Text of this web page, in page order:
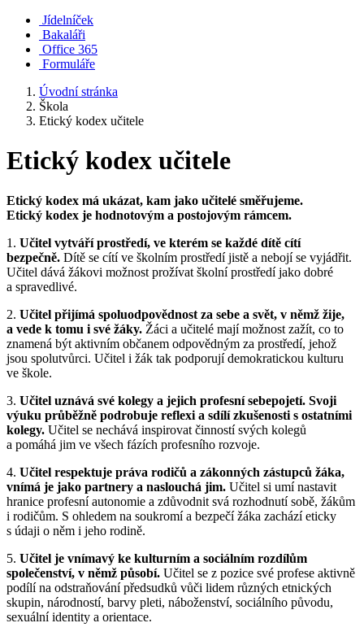
Jídelníček
Bakaláři
Office 365
Formuláře
Úvodní stránka
Škola
Etický kodex učitele
Etický kodex učitele
Etický kodex má ukázat, kam jako učitelé směřujeme.
Etický kodex je hodnotovým a postojovým rámcem.
1. Učitel vytváří prostředí, ve kterém se každé dítě cítí
bezpečně. Dítě se cítí ve školním prostředí jistě a nebojí se vyjádřit.
Učitel dává žákovi možnost prožívat školní prostředí jako dobré
a spravedlivé.
2. Učitel přijímá spoluodpovědnost za sebe a svět, v němž žije,
a vede k tomu i své žáky. Žáci a učitelé mají možnost zažít, co to
znamená být aktivním občanem odpovědným za prostředí, jehož
jsou spolutvůrci. Učitel i žák tak podporují demokratickou kulturu
ve škole.
3. Učitel uznává své kolegy a jejich profesní sebepojetí. Svoji
výuku průběžně podrobuje reflexi a sdílí zkušenosti s ostatními
kolegy. Učitel se nechává inspirovat činností svých kolegů
a pomáhá jim ve všech fázích profesního rozvoje.
4. Učitel respektuje práva rodičů a zákonných zástupců žáka,
vnímá je jako partnery a naslouchá jim. Učitel si umí nastavit
hranice profesní autonomie a zdůvodnit svá rozhodnutí sobě, žákům
i rodičům. S ohledem na soukromí a bezpečí žáka zachází eticky
s údaji o něm i jeho rodině.
5. Učitel je vnímavý ke kulturním a sociálním rozdílům
společenství, v němž působí. Učitel se z pozice své profese aktivně
podílí na odstraňování předsudků vůči lidem různých etnických
skupin, národností, barvy pleti, náboženství, sociálního původu,
sexuální identity a orientace.